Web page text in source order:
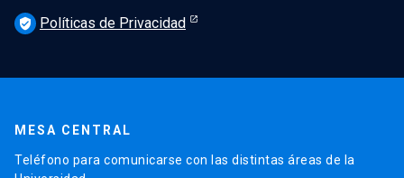
verified_user Políticas de Privacidad
MESA CENTRAL
Teléfono para comunicarse con las distintas áreas de la